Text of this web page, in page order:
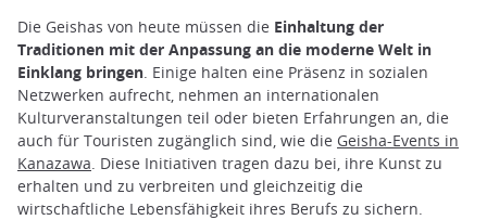
Die Geishas von heute müssen die Einhaltung der
Traditionen mit der Anpassung an die moderne Welt in
Einklang bringen. Einige halten eine Präsenz in sozialen
Netzwerken aufrecht, nehmen an internationalen
Kulturveranstaltungen teil oder bieten Erfahrungen an, die
auch für Touristen zugänglich sind, wie die Geisha-Events in
Kanazawa. Diese Initiativen tragen dazu bei, ihre Kunst zu
erhalten und zu verbreiten und gleichzeitig die
wirtschaftliche Lebensfähigkeit ihres Berufs zu sichern.